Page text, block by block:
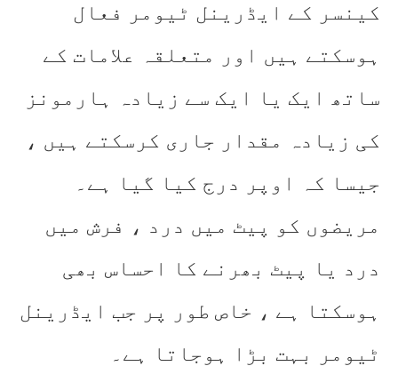
کینسر کے ایڈرینل ٹیومر فعال
ہوسکتے ہیں اور متعلقہ علامات کے
ساتھ ایک یا ایک سے زیادہ ہارمونز
کی زیادہ مقدار جاری کرسکتے ہیں ،
جیسا کہ اوپر درج کیا گیا ہے۔
مریضوں کو پیٹ میں درد ، فرش میں
درد یا پیٹ بھرنے کا احساس بھی
ہوسکتا ہے ، خاص طور پر جب ایڈرینل
ٹیومر بہت بڑا ہوجاتا ہے۔